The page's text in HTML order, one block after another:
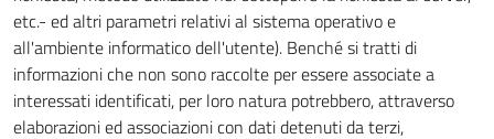
etc.- ed altri parametri relativi al sistema operativo e
all'ambiente informatico dell'utente). Benché si tratti di
informazioni che non sono raccolte per essere associate a
interessati identificati, per loro natura potrebbero, attraverso
elaborazioni ed associazioni con dati detenuti da terzi,